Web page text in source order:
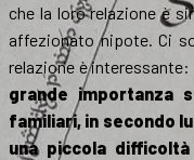
che la loro relazione è
affezionato nipote. Ci
relazione è interessante:
grande importanza
familiari, in secondo
una piccola